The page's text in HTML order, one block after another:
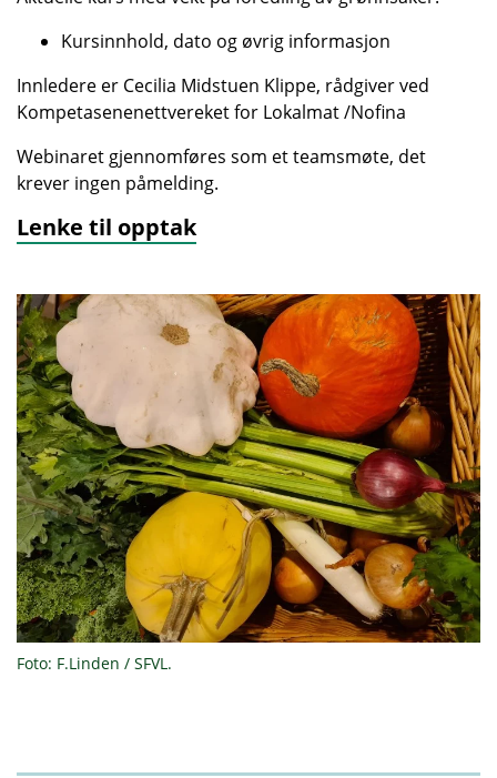
Kursinnhold, dato og øvrig informasjon
Innledere er Cecilia Midstuen Klippe, rådgiver ved
Kompetasenenettvereket for Lokalmat /Nofina
Webinaret gjennomføres som et teamsmøte, det
krever ingen påmelding.
Lenke til opptak
Foto: F.Linden / SFVL.